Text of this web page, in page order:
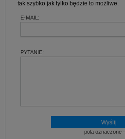
tak szybko jak tylko będzie to możliwe.
E-MAIL:
PYTANIE:
pola oznaczone -